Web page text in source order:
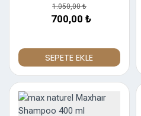
1.050,00 ₺
700,00 ₺
SEPETE EKLE